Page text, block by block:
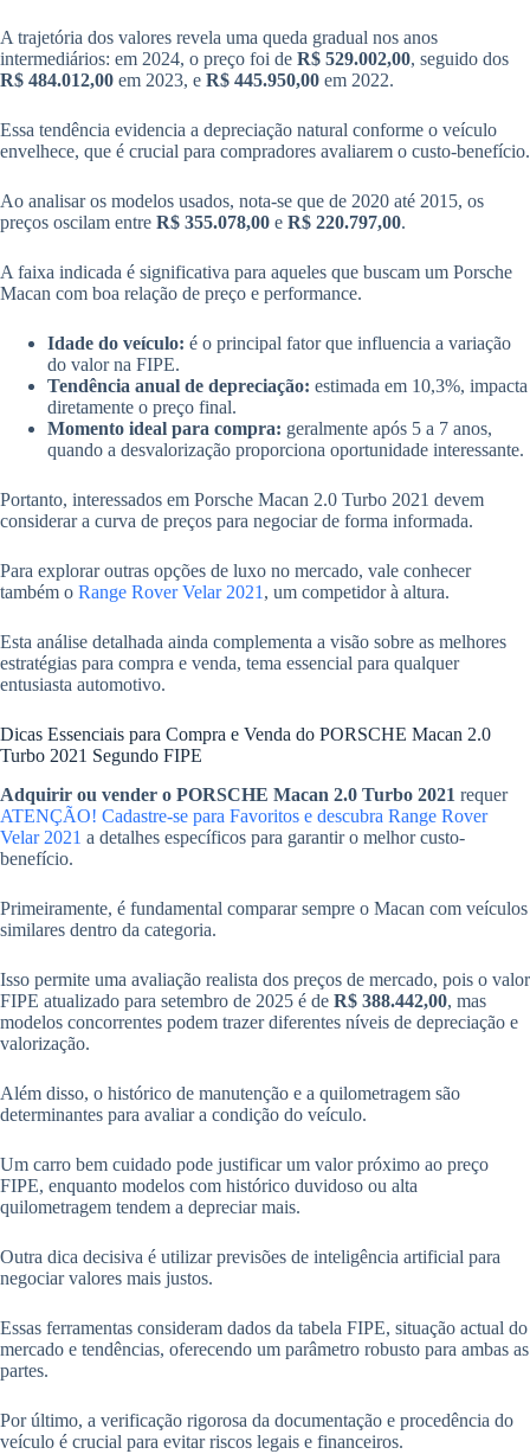
A trajetória dos valores revela uma queda gradual nos anos
intermediários: em 2024, o preço foi de R$ 529.002,00, seguido dos
R$ 484.012,00 em 2023, e R$ 445.950,00 em 2022.
Essa tendência evidencia a depreciação natural conforme o veículo
envelhece, que é crucial para compradores avaliarem o custo-benefício.
Ao analisar os modelos usados, nota-se que de 2020 até 2015, os
preços oscilam entre R$ 355.078,00 e R$ 220.797,00.
A faixa indicada é significativa para aqueles que buscam um Porsche
Macan com boa relação de preço e performance.
Idade do veículo: é o principal fator que influencia a variação
do valor na FIPE.
Tendência anual de depreciação: estimada em 10,3%, impacta
diretamente o preço final.
Momento ideal para compra: geralmente após 5 a 7 anos,
quando a desvalorização proporciona oportunidade interessante.
Portanto, interessados em Porsche Macan 2.0 Turbo 2021 devem
considerar a curva de preços para negociar de forma informada.
Para explorar outras opções de luxo no mercado, vale conhecer
também o Range Rover Velar 2021 , um competidor à altura.
Esta análise detalhada ainda complementa a visão sobre as melhores
estratégias para compra e venda, tema essencial para qualquer
entusiasta automotivo.
Dicas Essenciais para Compra e Venda do PORSCHE Macan 2.0
Turbo 2021 Segundo FIPE
Adquirir ou vender o PORSCHE Macan 2.0 Turbo 2021 requer
ATENÇÃO! Cadastre-se para Favoritos e descubra Range Rover
Velar 2021 a detalhes específicos para garantir o melhor custo-
benefício.
Primeiramente, é fundamental comparar sempre o Macan com veículos
similares dentro da categoria.
Isso permite uma avaliação realista dos preços de mercado, pois o valor
FIPE atualizado para setembro de 2025 é de R$ 388.442,00, mas
modelos concorrentes podem trazer diferentes níveis de depreciação e
valorização.
Além disso, o histórico de manutenção e a quilometragem são
determinantes para avaliar a condição do veículo.
Um carro bem cuidado pode justificar um valor próximo ao preço
FIPE, enquanto modelos com histórico duvidoso ou alta
quilometragem tendem a depreciar mais.
Outra dica decisiva é utilizar previsões de inteligência artificial para
negociar valores mais justos.
Essas ferramentas consideram dados da tabela FIPE, situação actual do
mercado e tendências, oferecendo um parâmetro robusto para ambas as
partes.
Por último, a verificação rigorosa da documentação e procedência do
veículo é crucial para evitar riscos legais e financeiros.